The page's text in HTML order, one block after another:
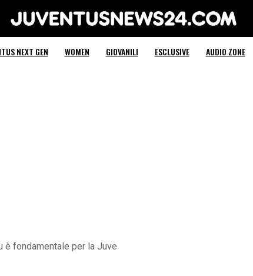
Juventus News 24
NEXT GEN WOMEN GIOVANILI ESCLUSIVE AUDIO ZONE
è fondamentale per la Juve